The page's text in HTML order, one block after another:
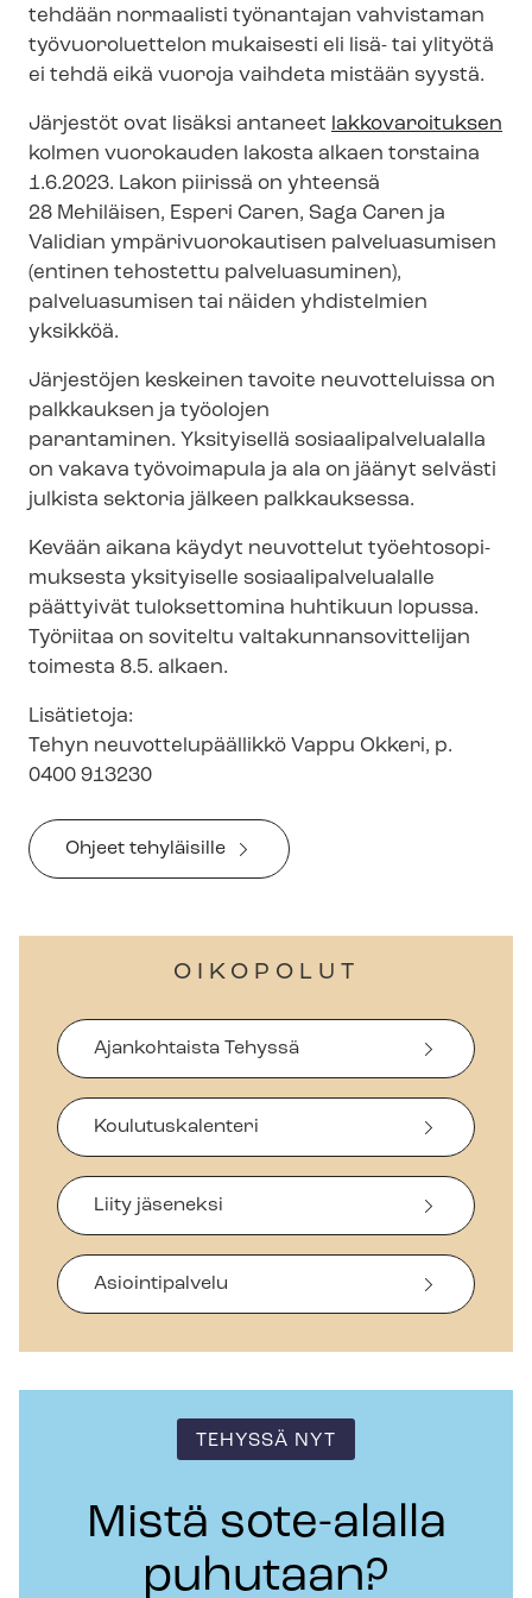
tehdään normaalisti työnantajan vahvistaman
työvuoroluettelon mukaisesti eli lisä- tai ylityötä
ei tehdä eikä vuoroja vaihdeta mistään syystä.
Järjestöt ovat lisäksi antaneet lakkovaroituksen
kolmen vuorokauden lakosta alkaen torstaina
1.6.2023. Lakon piirissä on yhteensä
28 Mehiläisen, Esperi Caren, Saga Caren ja
Validian ym­pä­ri­vuo­ro­kau­ti­sen palveluasumisen
(entinen tehostettu palveluasuminen),
palveluasumisen tai näiden yhdistelmien
yksikköä.
Järjestöjen keskeinen tavoite neuvotteluissa on
palkkauksen ja työolojen
parantaminen. Yksityisellä so­si­aa­li­pal­ve­lua­lal­la
on vakava työvoimapula ja ala on jäänyt selvästi
julkista sektoria jälkeen palkkauksessa.
Kevään aikana käydyt neuvottelut työ­eh­to­so­pi­
muk­ses­ta yksityiselle so­si­aa­li­pal­ve­lua­lal­le
päättyivät tuloksettomina huhtikuun lopussa.
Työriitaa on soviteltu val­ta­kun­nan­so­vit­te­li­jan
toimesta 8.5. alkaen.
Lisätietoja:
Tehyn neu­vot­te­lu­pääl­lik­kö Vappu Okkeri, p.
0400 913230
Ohjeet tehyläisille
OIKOPOLUT
Ajankohtaista Tehyssä
Koulutuskalenteri
Liity jäseneksi
Asiointipalvelu
TEHYSSÄ NYT
Mistä sote-alalla
puhutaan?